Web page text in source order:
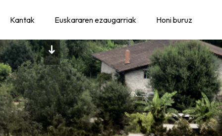
Kantak Euskararen ezaugarriak Honi buruz